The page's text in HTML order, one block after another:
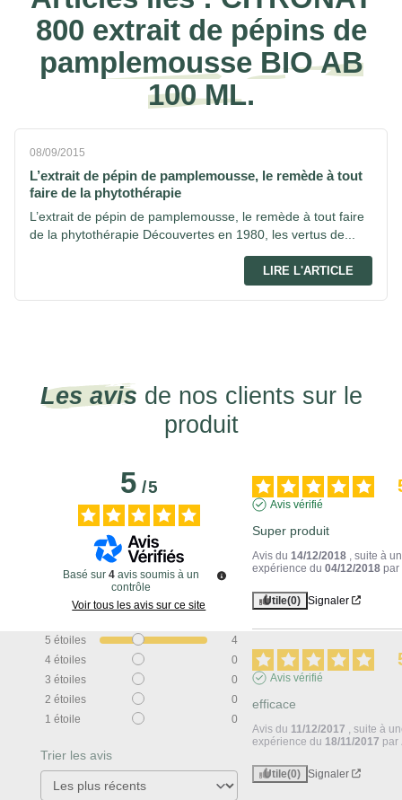
800 extrait de pépins de
pamplemousse BIO AB
100 ML.
08/09/2015
L’extrait de pépin de pamplemousse, le remède à tout
faire de la phytothérapie
L’extrait de pépin de pamplemousse, le remède à tout faire
de la phytothérapie Découvertes en 1980, les vertus de...
LIRE L'ARTICLE
Les avis de nos clients sur le
produit
5/5
Basé sur 4 avis soumis à un
contrôle
Voir tous les avis sur ce site
5 étoiles
4
4 étoiles
0
3 étoiles
0
2 étoiles
0
1 étoile 0
Trier les avis
Avis vérifié
Super produit
Avis du14/12/2018 , suite à
expérience du04/12/2018 par
Utile(0) Signaler
Avis vérifié
efficace
Avis du 11/12/2017 , suite à
expérience du 18/11/2017 par
Utile(0) Signaler